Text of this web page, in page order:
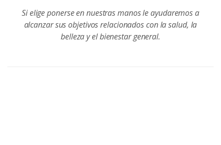
Si elige ponerse en nuestras manos le ayudaremos a
alcanzar sus objetivos relacionados con la salud, la
belleza y el bienestar general.